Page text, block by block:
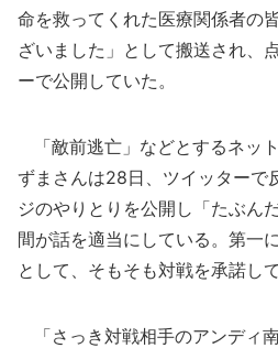
命を救ってくれた医療関係者
ざいました」として搬送され、
ーで公開していた。
「敵前逃亡」などとするネッ
ずまさんは28日、ツイッターで
ジのやりとりを公開し「たぶん
間が話を適当にしている。第一
として、そもそも対戦を承諾し
「さっき対戦相手のアンディ